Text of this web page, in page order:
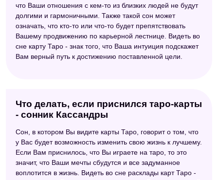
что Ваши отношения с кем-то из близких людей не будут
долгими и гармоничными. Также такой сон может
означать, что кто-то или что-то будет препятствовать
Вашему продвижению по карьерной лестнице. Видеть во
сне карту Таро - знак того, что Ваша интуиция подскажет
Вам верный путь к достижению поставленной цели.
Что делать, если приснился таро-карты
- сонник Кассандры
Сон, в котором Вы видите карты Таро, говорит о том, что
у Вас будет возможность изменить свою жизнь к лучшему.
Если Вам приснилось, что Вы играете на таро, то это
значит, что Ваши мечты сбудутся и все задуманное
воплотится в жизнь. Видеть во сне расклады карт Таро -